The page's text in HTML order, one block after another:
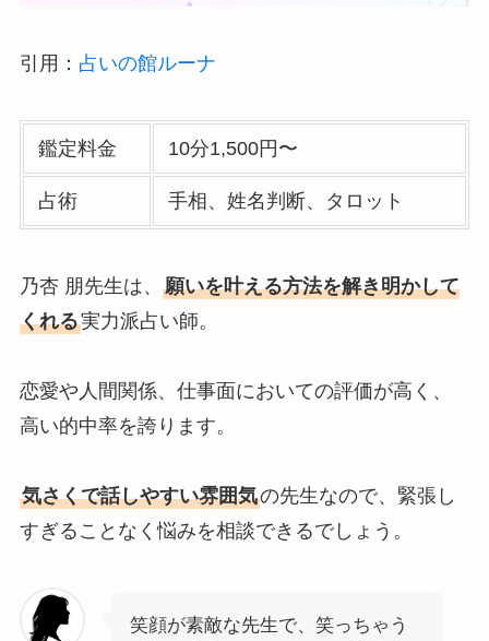
引用： 占いの館ルーナ
鑑定料金 10分1,500円〜
占術 手相、姓名判断、タロット
乃杏 朋先生は、 願いを叶える方法を解き明かして
くれる実力派占い師。
恋愛や人間関係、仕事面においての評価が高く、
高い的中率を誇ります。
気さくで話しやすい雰囲気の先生なので、緊張し
すぎることなく悩みを相談できるでしょう。
笑顔が素敵な先生で、笑っちゃう